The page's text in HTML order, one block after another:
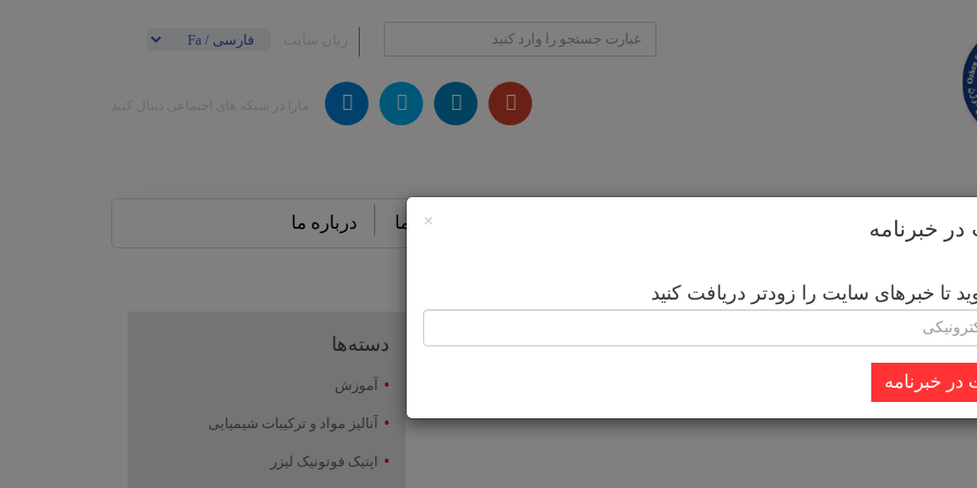
× خبرنامه
تا خبرهای سایت را زودتر دریافت کنید
خبرنامه
جانبی تماس باما درباره ما
دسته‌ها
آموزش
آنالیز مواد و ترکیبات شیمیایی
اپتیک فوتونیک لیزر